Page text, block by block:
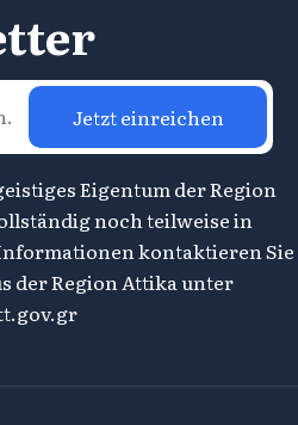
Jetzt einreichen
Eigentum der Region
noch teilweise in
kontaktieren Sie
der Region Attika unter